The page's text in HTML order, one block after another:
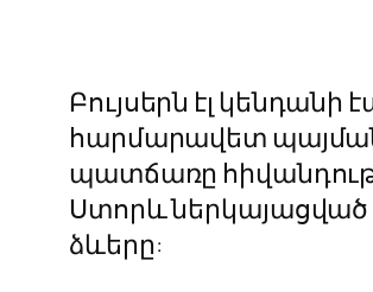
Բույսերն էլ
հարմարավետ
պատճառը
Ստորև ներկայացված
ձևերը: